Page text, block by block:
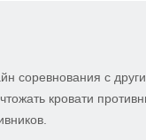
соревнования с
кровати